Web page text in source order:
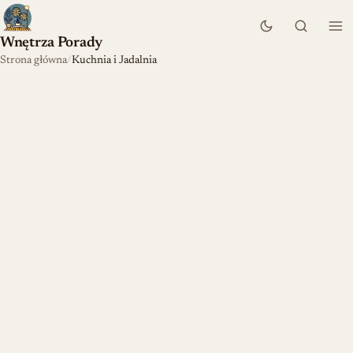
Wnętrza Porady
Strona główna Kuchnia i Jadalnia